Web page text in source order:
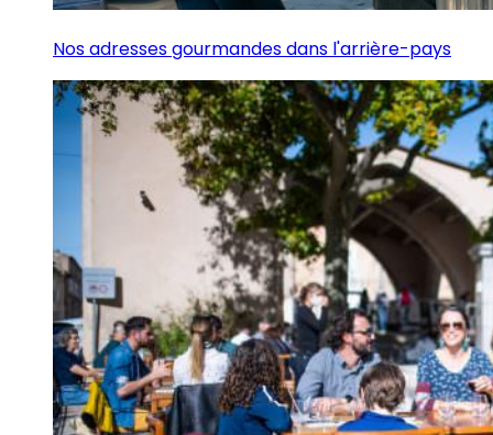
Nos adresses gourmandes dans l'arrière-pays